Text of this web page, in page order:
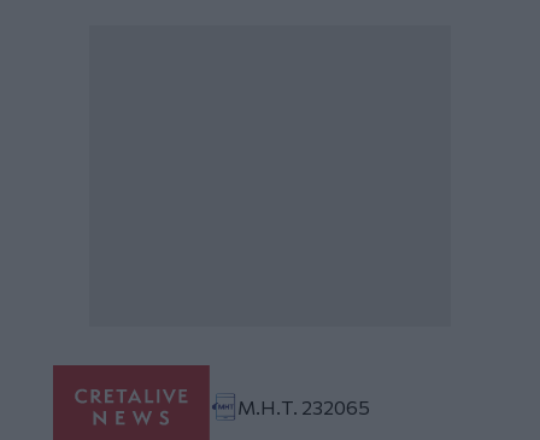
Μ.Η.Τ. 232065